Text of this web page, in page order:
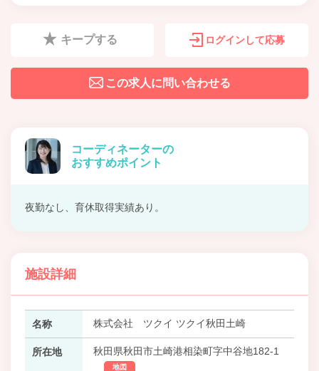
キープする ログインして応募
この求人に問い合わせる
コーディネーターの
おすすめポイント
夜勤なし、育休取得実績あり。
施設詳細
名称 株式会社 ツクイ ツクイ秋田土崎
所在地 秋田県秋田市土崎港相染町字中谷地182-1
地図